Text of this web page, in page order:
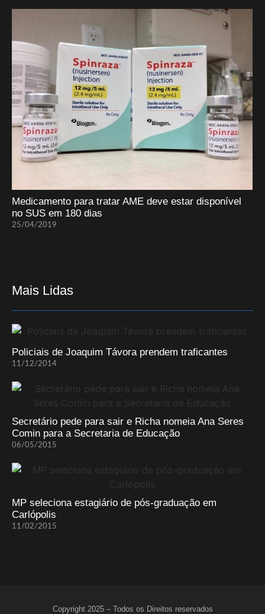
Medicamento para tratar AME deve estar disponível
no SUS em 180 dias
25/04/2019
Mais Lidas
Policiais de Joaquim Távora prendem traficantes
11/12/2014
Secretário pede para sair e Richa nomeia Ana Seres
Comin para a Secretaria de Educação
06/05/2015
MP seleciona estagiário de pós-graduação em
Carlópolis
11/02/2015
Copyright 2025 – Todos os Direitos reservados